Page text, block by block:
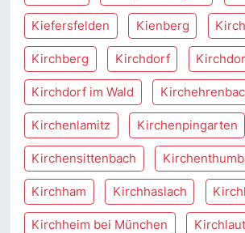
Kiefersfelden Kienberg
Kirchberg Kirchdorf
Kirchdorf im Wald
Kirchenlamitz Kirchenpingarten
Kirchensittenbach
Kirchham Kirchhaslach
Kirchheim bei München